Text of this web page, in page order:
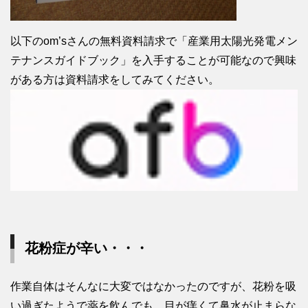
以下のom’sさんの無料資料請求で「産業用太陽光発電メン
テナンスガイドブック」を入手することが可能なので興味
がある方は資料請求をしてみてください。
花粉症が辛い・・・
作業自体はそんなに大変ではなかったのですが、花粉を吸